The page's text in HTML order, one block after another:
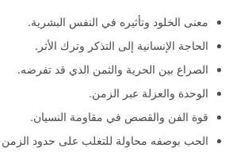
معنى الخلود وتأثيره في النفس البشرية.
الحاجة الإنسانية إلى التذكر وترك الأثر.
الصراع بين الحرية والثمن الذي قد تفرضه.
الوحدة والعزلة عبر الزمن.
قوة الفن والقصص في مقاومة النسيان.
الحب بوصفه محاولة للتغلب على حدود الزمن